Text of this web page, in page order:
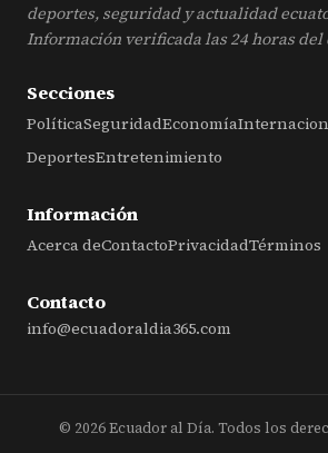
deportes, seguridad y actualidad
Información verificada las 24 horas del
Secciones
PolíticaSeguridadEconomía
DeportesEntretenimiento
Información
Acerca deContactoPrivacidadTérminos
Contacto
info@ecuadoraldia365.com
© 2026 Ecuador al Día. Todos los